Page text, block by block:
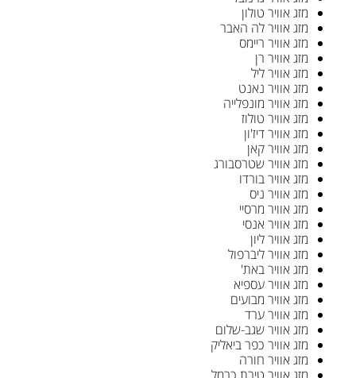
מזג אוויר טולון
מזג אוויר לה האבר
מזג אוויר ריימס
מזג אוויר רן
מזג אוויר ליל
מזג אוויר נאנט
מזג אוויר מונפלייה
מזג אוויר טולוז
מזג אוויר דיז'ון
מזג אוויר קאן
מזג אוויר שטרסבורג
מזג אוויר בורדו
מזג אוויר ניס
מזג אוויר מרסיי
מזג אוויר אנסי
מזג אוויר ליון
מזג אוויר ליברפול
מזג אוויר באת'
מזג אוויר עספיא
מזג אוויר מבועים
מזג אוויר ערד
מזג אוויר שגב-שלום
מזג אוויר כפר ביאליק
מזג אוויר חורה